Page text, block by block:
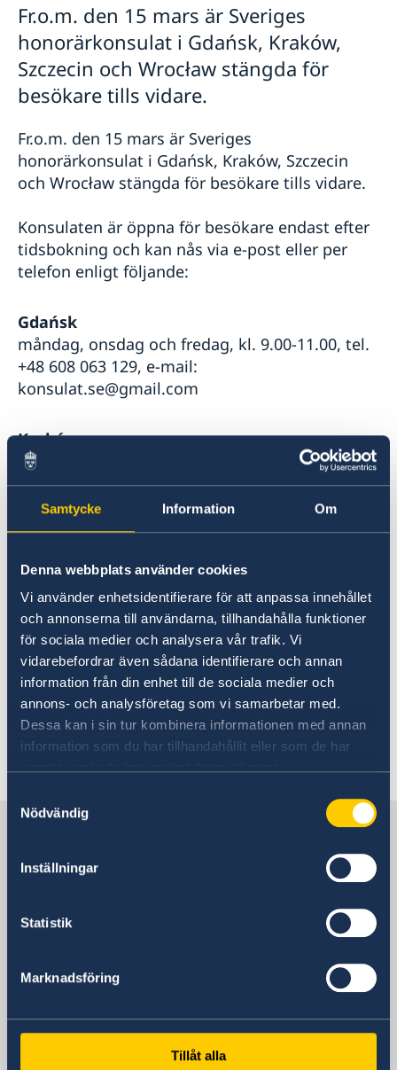
Samtycke Information Om
Denna webbplats använder cookies
Vi använder enhetsidentifierare för att anpassa innehållet
och annonserna till användarna, tillhandahålla funktioner
för sociala medier och analysera vår trafik. Vi
vidarebefordrar även sådana identifierare och annan
information från din enhet till de sociala medier och
annons- och analysföretag som vi samarbetar med.
Dessa kan i sin tur kombinera informationen med annan
information som du har tillhandahållit eller som de har
Nödvändig
Inställningar
Statistik
Marknadsföring
Tillåt alla
Anmäl handelshinder
Service till svenska medborgare
Anmäl din utlandsvistelse
Ansökan om pass & nationellt id-kort
Ansökningsavgifter
Hur man efterforskar personer i Polen?
Legalisering av utländska handlingar - Apostille
Levnadsintyg
Nordic Friends Warsaw
Om olyckan är framme – vad kan du få hjälp med?
Pass/Nationellt Id-kort för vuxna
Provisoriskt pass
Rekvisition samordningsnummer och ansökan om
SOS-International, Euro-Center & Falck Global
Assistance
Studier i Polen
Svenska skolan i Warszawa
Svenskt medborgarskap
Vigsel i Polen
Om Polen
Sveriges politiska förbindelser med Polen
Polsk-svenska samarbetsdeklarationen
Polen idag
Polens regering
Kort historisk bakgrund
Svensk-polska samfundet
Arbetsfria dagar 2026
Fr.o.m. den 15 mars är Sveriges
honorärkonsulat i Gdańsk, Kraków,
Szczecin och Wrocław stängda för
besökare tills vidare.
Fr.o.m. den 15 mars är Sveriges
honorärkonsulat i Gdańsk, Kraków, Szczecin
och Wrocław stängda för besökare tills vidare.
Konsulaten är öppna för besökare endast efter
tidsbokning och kan nås via e-post eller per
telefon enligt följande:
Gdańsk
måndag, onsdag och fredag, kl. 9.00-11.00, tel.
+48 608 063 129, e-mail:
konsulat.se@gmail.com
Kraków
måndag kl. 14.00-16.00, tisdag och torsdag kl.
10.00-12-00, tel. +48 12 618 88 61, e-mail:
lidia.wiszniewska@radissonblu.com
måndag-fredag kl. 9:00-16:00, tel. +48 91 881 96
45, e-mail: swedenconsulate@czernis.pl
Wrocław
måndag, onsdag kl. 08.00-10.00, fredag
kl.13.00-15.00, tel.+48 603 236 623, e-mail:
adm.swecons.wro@volvo.com
Sverige i Polen, Warszawa
Besöksadress
ul. Bagatela 3
00-585 Warszawa
Polen
Postadress
Sveriges ambassad